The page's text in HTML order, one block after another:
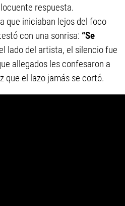
respuesta.
que iniciaban lejos del foco
con una sonrisa: “Se
lado del artista, el silencio fue
allegados les confesaron a
que el lazo jamás se cortó.